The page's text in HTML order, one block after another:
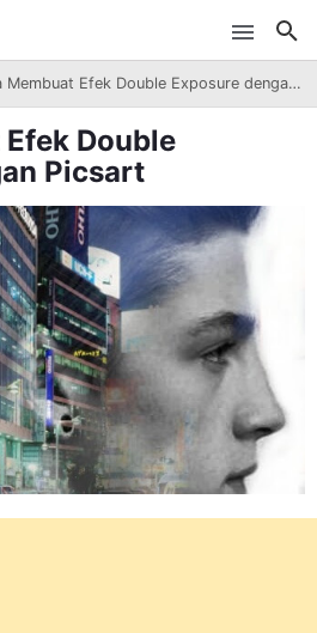
Efek Double Exposure dengan Picsart
Double
Picsart